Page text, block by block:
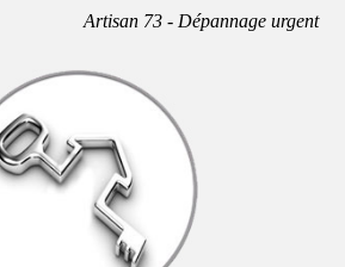
Artisan 73 - Dépannage urgent